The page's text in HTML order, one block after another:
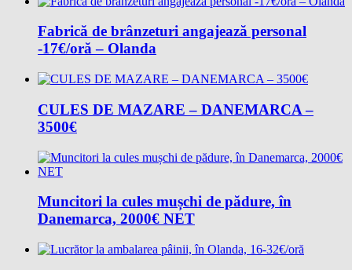
Fabrică de brânzeturi angajează personal
-17€/oră – Olanda
CULES DE MAZARE – DANEMARCA –
3500€
Muncitori la cules mușchi de pădure, în
Danemarca, 2000€ NET